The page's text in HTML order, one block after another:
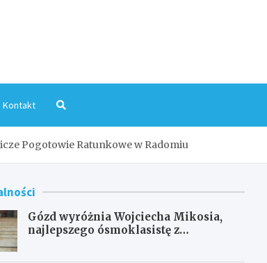
Kontakt
Pogotowie Ratunkowe w Radomiu
Gózd wyróżnia Wojciecha Mikosia,
najlepszego ósmoklasistę z